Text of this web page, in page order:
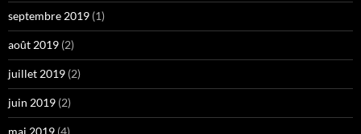
septembre 2019 (1)
août 2019 (2)
juillet 2019 (2)
juin 2019 (2)
mai 2019 (4)